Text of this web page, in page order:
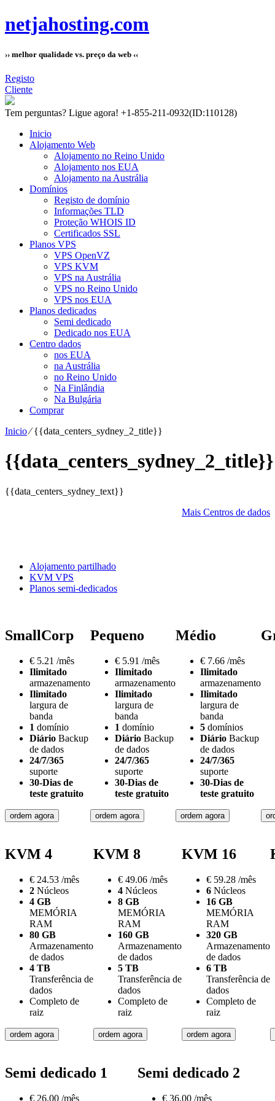
netjahosting.com
›› melhor qualidade vs. preço da web ‹‹
Registo
Cliente
Tem perguntas? Ligue agora! +1-855-211-0932(ID:110128)
Inicio
Alojamento Web
Alojamento no Reino Unido
Alojamento nos EUA
Alojamento na Austrália
Domínios
Registo de domínio
Informações TLD
Proteção WHOIS ID
Certificados SSL
Planos VPS
VPS OpenVZ
VPS KVM
VPS na Austrália
VPS no Reino Unido
VPS nos EUA
Planos dedicados
Semi dedicado
Dedicado nos EUA
Centro dados
nos EUA
na Austrália
no Reino Unido
Na Finlândia
Na Bulgária
Comprar
Inicio⁄{{data_centers_sydney_2_title}}
{{data_centers_sydney_2_title}}
{{data_centers_sydney_text}}
Mais Centros de dados
Alojamento partilhado
KVM VPS
Planos semi-dedicados
SmallCorp
€ 5.21 /mês
Ilimitado
armazenamento
Ilimitado
largura de
banda
1 domínio
Diário Backup
de dados
24/7/365
suporte
30-Dias de
teste gratuito
ordem agora
Pequeno
€ 5.91 /mês
Ilimitado
armazenamento
Ilimitado
largura de
banda
1 domínio
Diário Backup
de dados
24/7/365
suporte
30-Dias de
teste gratuito
ordem agora
Médio
€ 7.66 /mês
Ilimitado
armazenamento
Ilimitado
largura de
banda
5 domínios
Diário Backup
de dados
24/7/365
suporte
30-Dias de
teste gratuito
ordem agora
KVM 4
€ 24.53 /mês
2 Núcleos
4 GB
MEMÓRIA
RAM
80 GB
Armazenamento
de dados
4 TB
Transferência de
dados
Completo de
raiz
ordem agora
KVM 8
€ 49.06 /mês
4 Núcleos
8 GB
MEMÓRIA
RAM
160 GB
Armazenamento
de dados
5 TB
Transferência de
dados
Completo de
raiz
ordem agora
KVM 16
€ 59.28 /mês
6 Núcleos
16 GB
MEMÓRIA
RAM
320 GB
Armazenamento
de dados
6 TB
Transferência de
dados
Completo de
raiz
ordem agora
Semi dedicado 1
€ 26.00 /mês
Semi dedicado 2
€ 36.00 /mês